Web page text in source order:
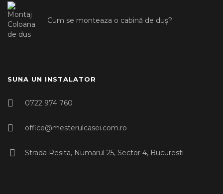
Cum se monteaza o cabină de duș?
SUNA UN INSTALATOR
0722 974 760
office@mesterulcasei.com.ro
Strada Resita, Numarul 25, Sector 4, Bucuresti